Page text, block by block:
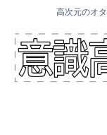
高次元のオ